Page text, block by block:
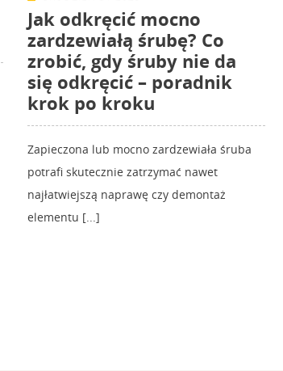
Jak odkręcić mocno
zardzewiałą śrubę? Co
zrobić, gdy śruby nie da
się odkręcić – poradnik
krok po kroku
Zapieczona lub mocno zardzewiała śruba
potrafi skutecznie zatrzymać nawet
najłatwiejszą naprawę czy demontaż
elementu [...]